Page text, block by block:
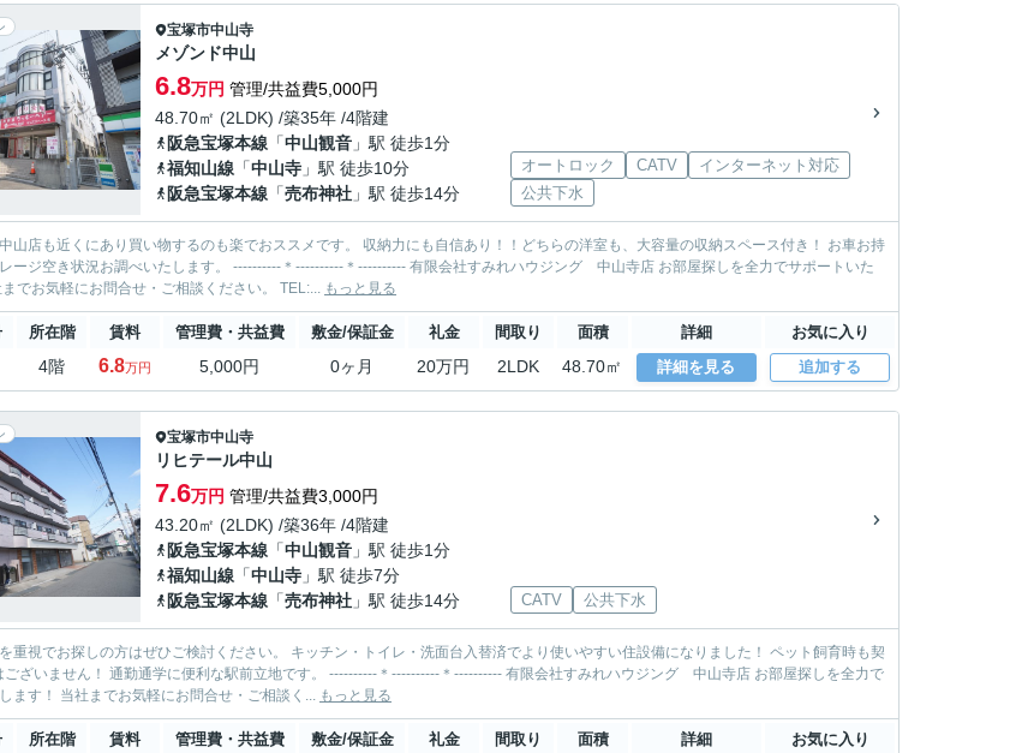
宝塚市中山寺
メゾンド中山
6.8万円 管理/共益費5,000円
48.70㎡ (2LDK) /築35年 /4階建
阪急宝塚本線 「中山観音 」駅 徒歩1分
福知山線 「中山寺 」駅 徒歩10分
阪急宝塚本線 「売布神社 」駅 徒歩14分
オートロック CATV
インターネット対応
公共下水
り買い物するのも楽でおススメです。 収納力にも自信あり！！どちらの洋室も、大容量の収納スペース付き！ お車お持
す。 ----------＊----------＊---------- 有限会社すみれハウジング 中山寺店 お部屋探しを全力でサポートいた
します！ 当社までお気軽にお問合せ・ご相談ください。 TEL:... もっと見る
所在階 賃料 管理費・共益費 敷金/保証金 礼金 間取り 面積 詳細 お気に入り
4階 6.8万円 5,000円 0ヶ月 20万円 2LDK 48.70㎡ 詳細を見る 追加する
宝塚市中山寺
リヒテール中山
7.6万円 管理/共益費3,000円
43.20㎡ (2LDK) /築36年 /4階建
阪急宝塚本線 「中山観音 」駅 徒歩1分
福知山線 「中山寺 」駅 徒歩7分
阪急宝塚本線 「売布神社 」駅 徒歩14分 CATV 公共下水
ひご検討ください。 キッチン・トイレ・洗面台入替済でより使いやすい住設備になりました！ ペット飼育時も契
----------＊---------- 有限会社すみれハウジング 中山寺店 お部屋探しを全力で
ます！ 当社までお気軽にお問合せ・ご相談く... もっと見る
所在階 賃料 管理費・共益費 敷金/保証金 礼金 間取り 面積 詳細 お気に入り